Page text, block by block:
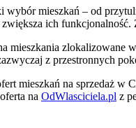
wybór mieszkań – od
ich
mieszkania zlokalizowane
z przestronnych
mieszkań na sprzedaż w
na OdWlasciciela.pl z